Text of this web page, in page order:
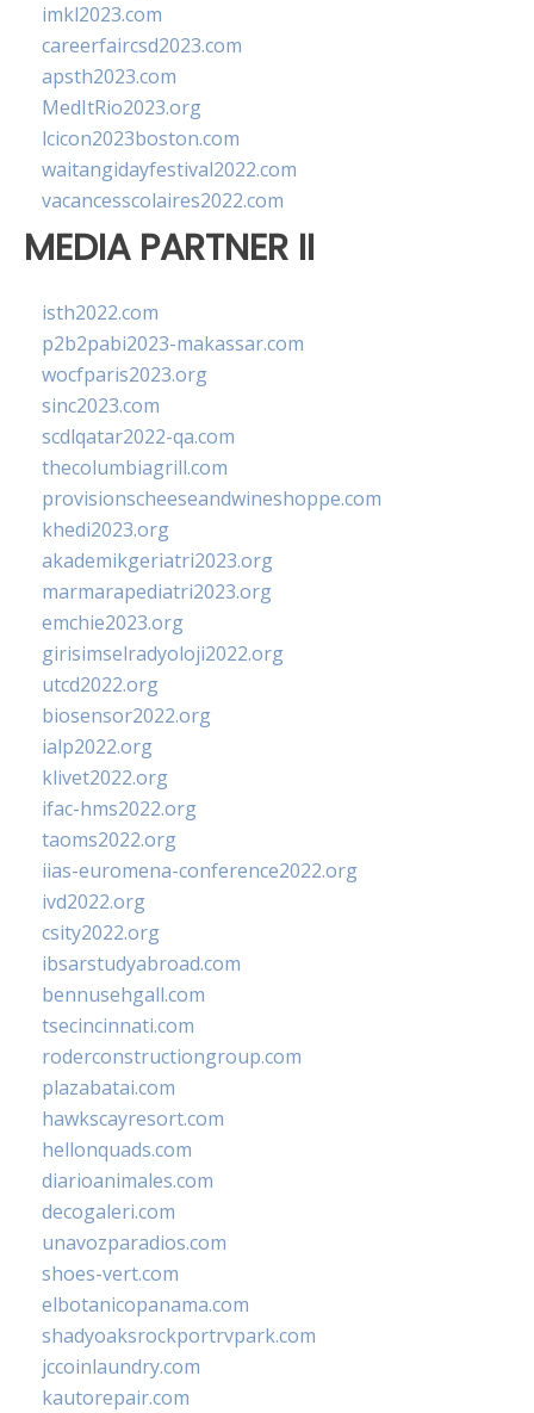
imkl2023.com
careerfaircsd2023.com
apsth2023.com
MedItRio2023.org
lcicon2023boston.com
waitangidayfestival2022.com
vacancesscolaires2022.com
MEDIA PARTNER II
isth2022.com
p2b2pabi2023-makassar.com
wocfparis2023.org
sinc2023.com
scdlqatar2022-qa.com
thecolumbiagrill.com
provisionscheeseandwineshoppe.com
khedi2023.org
akademikgeriatri2023.org
marmarapediatri2023.org
emchie2023.org
girisimselradyoloji2022.org
utcd2022.org
biosensor2022.org
ialp2022.org
klivet2022.org
ifac-hms2022.org
taoms2022.org
iias-euromena-conference2022.org
ivd2022.org
csity2022.org
ibsarstudyabroad.com
bennusehgall.com
tsecincinnati.com
roderconstructiongroup.com
plazabatai.com
hawkscayresort.com
hellonquads.com
diarioanimales.com
decogaleri.com
unavozparadios.com
shoes-vert.com
elbotanicopanama.com
shadyoaksrockportrvpark.com
jccoinlaundry.com
kautorepair.com